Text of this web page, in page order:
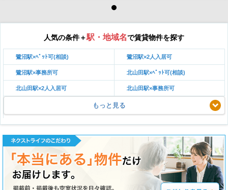
人気の条件＋駅・地域名で賃貸物件を探す
鷺沼駅×ﾍﾟｯﾄ可(相談) 鷺沼駅×2人入居可
鷺沼駅×事務所可 北山田駅×ﾍﾟｯﾄ可(相談)
北山田駅×2人入居可 北山田駅×事務所可
もっと見る